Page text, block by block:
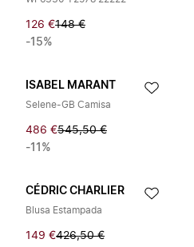
126 €148 €
-15%
ISABEL MARANT
Selene-GB Camisa
486 €545,50 €
-11%
CÉDRIC CHARLIER
Blusa Estampada
149 €426,50 €